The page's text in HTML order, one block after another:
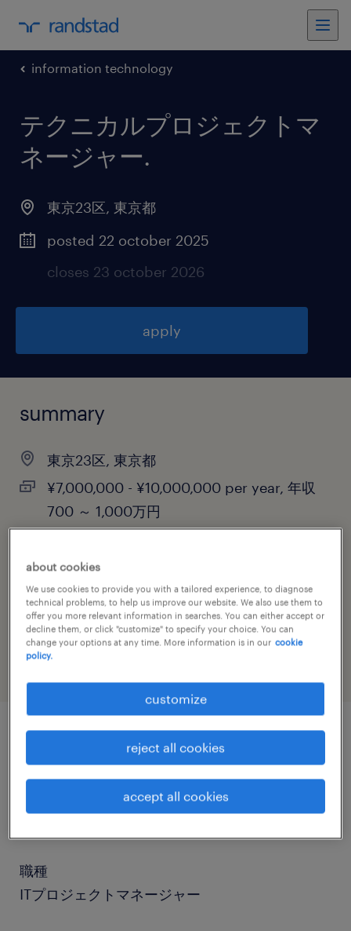
information technology
テクニカルプロジェクトマ
ネージャー.
東京23区, 東京都
posted 22 october 2025
closes 23 october 2026
apply
summary
東京23区, 東京都
¥7,000,000 - ¥10,000,000 per year, 年収
700 ～ 1,000万円
job category
information technology
職種
ITプロジェクトマネージャー
about cookies
We use cookies to provide you with a tailored experience, to diagnose
technical problems, to help us improve our website. We also use them to
offer you more relevant information in searches. You can either accept or
decline them, or click "customize" to specify your choice. You can
change your options at any time. More information is in our cookie
policy.
customize
reject all cookies
accept all cookies